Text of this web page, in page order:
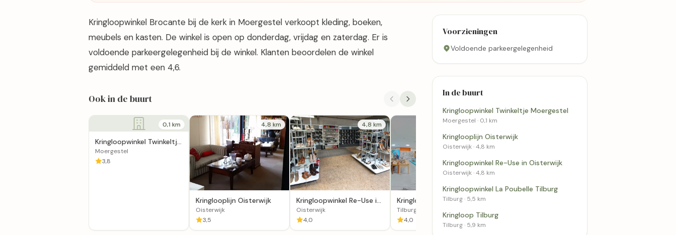
Kringloopwinkel Brocante bij de kerk in Moergestel verkoopt kleding, boeken,
meubels en kasten. De winkel is open op donderdag, vrijdag en zaterdag. Er is
voldoende parkeergelegenheid bij de winkel. Klanten beoordelen de winkel
gemiddeld met een 4,6.
Ook in de buurt
0,1 km
Kringloopwinkel Twinkeltje
Moergestel
Moergestel
3,8
4,8 km
Kringlooplijn Oisterwijk
Oisterwijk
3,5
4,8 km
Kringloopwinkel Re-Use in
Oisterwijk
Oisterwijk
4,0
5,5 km
Kringloopwinkel La
Poubelle Tilburg
Tilburg
4,0
Voorzieningen
Voldoende parkeergelegenheid
In de buurt
Kringloopwinkel Twinkeltje Moergestel
Moergestel · 0,1 km
Kringlooplijn Oisterwijk
Oisterwijk · 4,8 km
Kringloopwinkel Re-Use in Oisterwijk
Oisterwijk · 4,8 km
Kringloopwinkel La Poubelle Tilburg
Tilburg · 5,5 km
Kringloop Tilburg
Tilburg · 5,9 km